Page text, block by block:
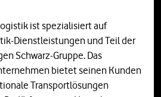
ist spezialisiert auf
Dienstleistungen und Teil der
Schwarz-Gruppe. Das
bietet seinen Kunden
Transportlösungen